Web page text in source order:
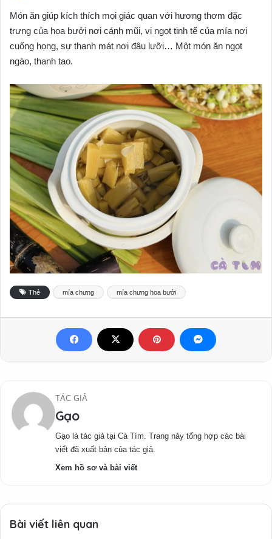
Món ăn giúp kích thích mọi giác quan với hương thơm đặc
trưng của hoa bưởi nơi cánh mũi, vị ngọt tinh tế của mía nơi
cuống họng, sự thanh mát nơi đâu lưỡi… Một món ăn ngọt
ngào, thanh tao.
Thẻ mía chưng mía chưng hoa bưởi
TÁC GIẢ
Gạo
Gạo là tác giả tại Cà Tím. Trang này tổng hợp các bài
viết đã xuất bản của tác giả.
Xem hồ sơ và bài viết
Bài viết liên quan